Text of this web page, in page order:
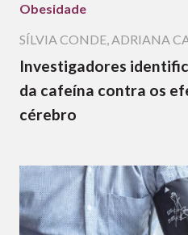
Obesidade
SÍLVIA CONDE,ADRIANA
Investigadores
da cafeína contra os
cérebro